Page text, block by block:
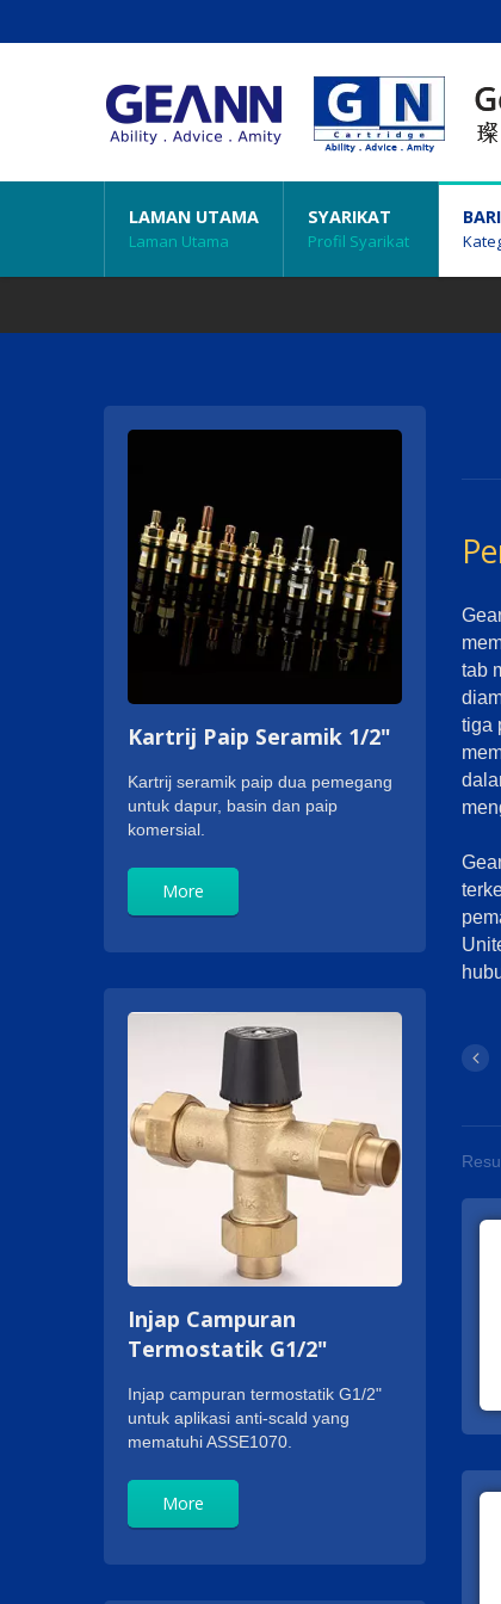
LAMAN UTAMA
Laman Utama
SYARIKAT
Profil Syarikat
Kartrij Paip Seramik 1/2"
Kartrij seramik paip dua pemegang
untuk dapur, basin dan paip
komersial.
More
Injap Campuran
Termostatik G1/2"
Injap campuran termostatik G1/2"
untuk aplikasi anti-scald yang
mematuhi ASSE1070.
More
tab
tiga